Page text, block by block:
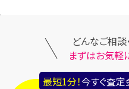
メー
どんなご相談
まずはお気軽
最短1分！今すぐ査